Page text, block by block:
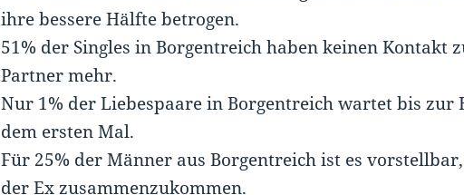
ihre bessere Hälfte betrogen.
51% der Singles in Borgentreich haben keinen Kontakt
Partner mehr.
Nur 1% der Liebespaare in Borgentreich wartet bis zur
dem ersten Mal.
Für 25% der Männer aus Borgentreich ist es
der Ex zusammenzukommen.